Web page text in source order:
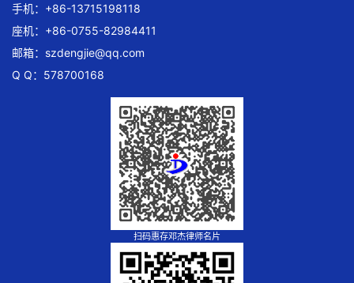
手机：+86-13715198118
座机：+86-0755-82984411
邮箱： szdengjie@qq.com
Q Q：578700168
扫码惠存邓杰律师名片